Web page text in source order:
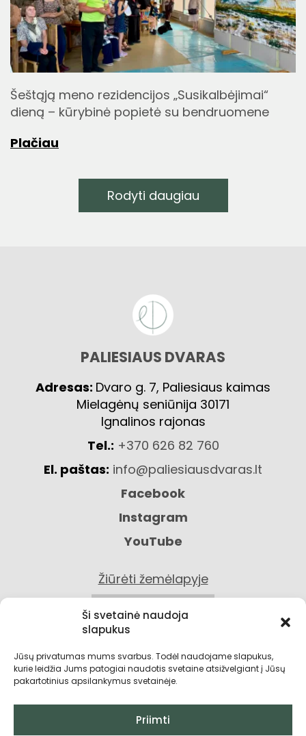
Ši svetainė naudoja
slapukus
Jūsų privatumas mums svarbus. Todėl naudojame slapukus,
kurie leidžia Jums patogiai naudotis svetaine atsižvelgiant į Jūsų
pakartotinius apsilankymus svetainėje.
Priimti
Šeštąją meno rezidencijos „Susikalbėjimai“
dieną – kūrybinė popietė su bendruomene
Plačiau
Rodyti daugiau
PALIESIAUS DVARAS
Adresas: Dvaro g. 7, Paliesiaus kaimas
Mielagėnų seniūnija 30171
Ignalinos rajonas
Tel.: +370 626 82 760
El. paštas: info@paliesiausdvaras.lt
Facebook
Instagram
YouTube
Žiūrėti žemėlapyje
KONTAKTAI